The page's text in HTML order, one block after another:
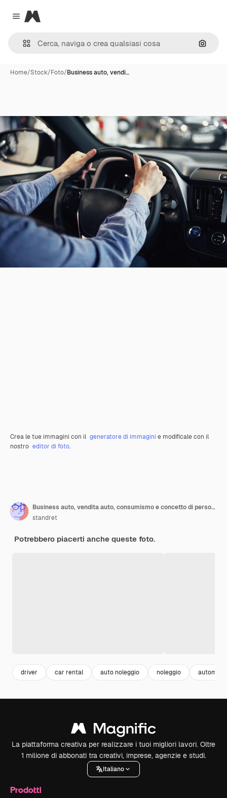
Close menu
Magnific
Cerca
Home/Stock/Foto/Business auto, vendi…
Crea le tue immagini con il generatore di immagini e modificale con il
nostro editor di foto.
Business auto, vendita auto, consumismo e concetto di persone
standret
Potrebbero piacerti anche queste foto.
driver car rental auto noleggio noleggio
La piattaforma creativa per realizzare i tuoi migliori lavori. Oltre
1 milione di abbonati tra creativi, imprese, agenzie e studi.
Italiano
Prodotti